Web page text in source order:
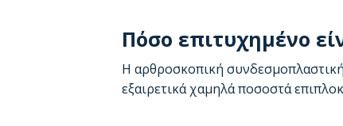
Πόσο επιτυχημένο
Η αρθροσκοπική
εξαιρετικά χαμηλά ποσοστά